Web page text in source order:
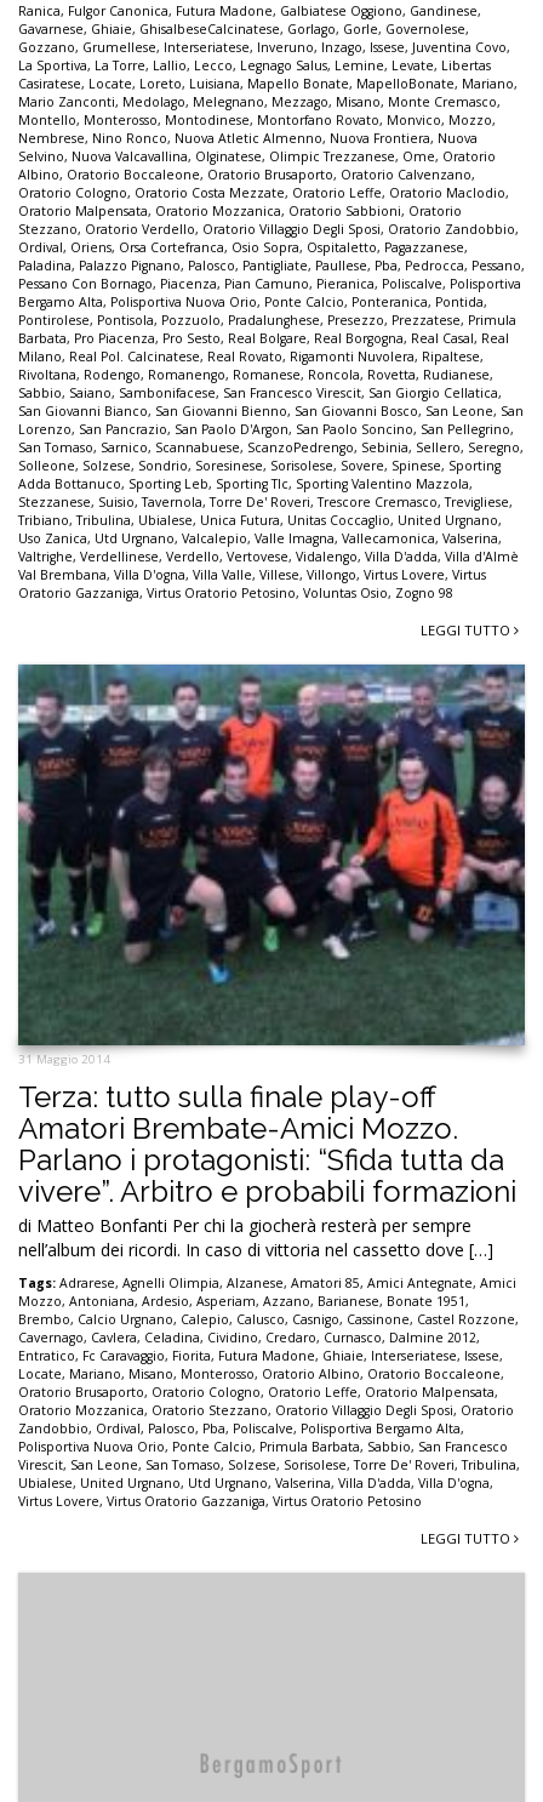
Ranica, Fulgor Canonica, Futura Madone, Galbiatese Oggiono, Gandinese,
Gavarnese, Ghiaie, GhisalbeseCalcinatese, Gorlago, Gorle, Governolese,
Gozzano, Grumellese, Interseriatese, Inveruno, Inzago, Issese, Juventina Covo,
La Sportiva, La Torre, Lallio, Lecco, Legnago Salus, Lemine, Levate, Libertas
Casiratese, Locate, Loreto, Luisiana, Mapello Bonate, MapelloBonate, Mariano,
Mario Zanconti, Medolago, Melegnano, Mezzago, Misano, Monte Cremasco,
Montello, Monterosso, Montodinese, Montorfano Rovato, Monvico, Mozzo,
Nembrese, Nino Ronco, Nuova Atletic Almenno, Nuova Frontiera, Nuova
Selvino, Nuova Valcavallina, Olginatese, Olimpic Trezzanese, Ome, Oratorio
Albino, Oratorio Boccaleone, Oratorio Brusaporto, Oratorio Calvenzano,
Oratorio Cologno, Oratorio Costa Mezzate, Oratorio Leffe, Oratorio Maclodio,
Oratorio Malpensata, Oratorio Mozzanica, Oratorio Sabbioni, Oratorio
Stezzano, Oratorio Verdello, Oratorio Villaggio Degli Sposi, Oratorio Zandobbio,
Ordival, Oriens, Orsa Cortefranca, Osio Sopra, Ospitaletto, Pagazzanese,
Paladina, Palazzo Pignano, Palosco, Pantigliate, Paullese, Pba, Pedrocca, Pessano,
Pessano Con Bornago, Piacenza, Pian Camuno, Pieranica, Poliscalve, Polisportiva
Bergamo Alta, Polisportiva Nuova Orio, Ponte Calcio, Ponteranica, Pontida,
Pontirolese, Pontisola, Pozzuolo, Pradalunghese, Presezzo, Prezzatese, Primula
Barbata, Pro Piacenza, Pro Sesto, Real Bolgare, Real Borgogna, Real Casal, Real
Milano, Real Pol. Calcinatese, Real Rovato, Rigamonti Nuvolera, Ripaltese,
Rivoltana, Rodengo, Romanengo, Romanese, Roncola, Rovetta, Rudianese,
Sabbio, Saiano, Sambonifacese, San Francesco Virescit, San Giorgio Cellatica,
San Giovanni Bianco, San Giovanni Bienno, San Giovanni Bosco, San Leone, San
Lorenzo, San Pancrazio, San Paolo D'Argon, San Paolo Soncino, San Pellegrino,
San Tomaso, Sarnico, Scannabuese, ScanzoPedrengo, Sebinia, Sellero, Seregno,
Solleone, Solzese, Sondrio, Soresinese, Sorisolese, Sovere, Spinese, Sporting
Adda Bottanuco, Sporting Leb, Sporting Tlc, Sporting Valentino Mazzola,
Stezzanese, Suisio,Tavernola,Torre De' Roveri,Trescore Cremasco,Trevigliese,
Tribiano,Tribulina, Ubialese, Unica Futura, Unitas Coccaglio, United Urgnano,
Uso Zanica, Utd Urgnano, Valcalepio, Valle Imagna, Vallecamonica, Valserina,
Valtrighe, Verdellinese, Verdello, Vertovese, Vidalengo, Villa D'adda, Villa d'Almè
Val Brembana, Villa D'ogna, Villa Valle, Villese, Villongo, Virtus Lovere, Virtus
Oratorio Gazzaniga, Virtus Oratorio Petosino, Voluntas Osio, Zogno 98
LEGGI TUTTO
31 Maggio 2014
Terza: tutto sulla finale play-off
Amatori Brembate-Amici Mozzo.
Parlano i protagonisti: “Sfida tutta da
vivere”. Arbitro e probabili formazioni
di Matteo Bonfanti Per chi la giocherà resterà per sempre
nell’album dei ricordi. In caso di vittoria nel cassetto dove […]
Tags: Adrarese, Agnelli Olimpia, Alzanese, Amatori 85, Amici Antegnate, Amici
Mozzo, Antoniana, Ardesio, Asperiam, Azzano, Barianese, Bonate 1951,
Brembo, Calcio Urgnano, Calepio, Calusco, Casnigo, Cassinone, Castel Rozzone,
Cavernago, Cavlera, Celadina, Cividino, Credaro, Curnasco, Dalmine 2012,
Entratico, Fc Caravaggio, Fiorita, Futura Madone, Ghiaie, Interseriatese, Issese,
Locate, Mariano, Misano, Monterosso, Oratorio Albino, Oratorio Boccaleone,
Oratorio Brusaporto, Oratorio Cologno, Oratorio Leffe, Oratorio Malpensata,
Oratorio Mozzanica, Oratorio Stezzano, Oratorio Villaggio Degli Sposi, Oratorio
Zandobbio, Ordival, Palosco, Pba, Poliscalve, Polisportiva Bergamo Alta,
Polisportiva Nuova Orio, Ponte Calcio, Primula Barbata, Sabbio, San Francesco
Virescit, San Leone, San Tomaso, Solzese, Sorisolese,Torre De' Roveri,Tribulina,
Ubialese, United Urgnano, Utd Urgnano, Valserina, Villa D'adda, Villa D'ogna,
Virtus Lovere, Virtus Oratorio Gazzaniga, Virtus Oratorio Petosino
LEGGI TUTTO